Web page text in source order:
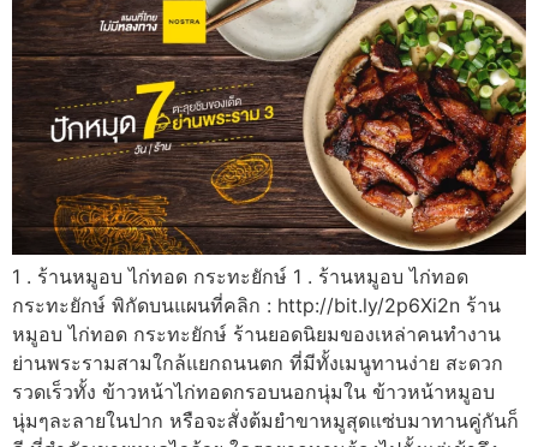
1 . ร้านหมูอบ ไก่ทอด กระทะยักษ์ 1 . ร้านหมูอบ ไก่ทอด
กระทะยักษ์ พิกัดบนแผนที่คลิก : http://bit.ly/2p6Xi2n ร้าน
หมูอบ ไก่ทอด กระทะยักษ์ ร้านยอดนิยมของเหล่าคนทำงาน
ย่านพระรามสามใกล้แยกถนนตก ที่มีทั้งเมนูทานง่าย สะดวก
รวดเร็วทั้ง ข้าวหน้าไก่ทอดกรอบนอกนุ่มใน ข้าวหน้าหมูอบ
นุ่มๆละลายในปาก หรือจะสั่งต้มยำขาหมูสุดแซ่บมาทานคู่กันก็